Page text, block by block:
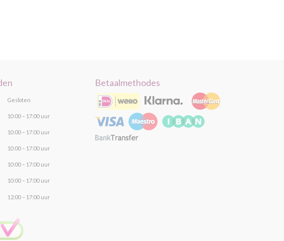
Gesloten
10:00 – 17:00 uur
10:00 – 17:00 uur
10:00 – 17:00 uur
10:00 – 17:00 uur
10:00 – 17:00 uur
12:00 – 17:00 uur
Betaalmethodes